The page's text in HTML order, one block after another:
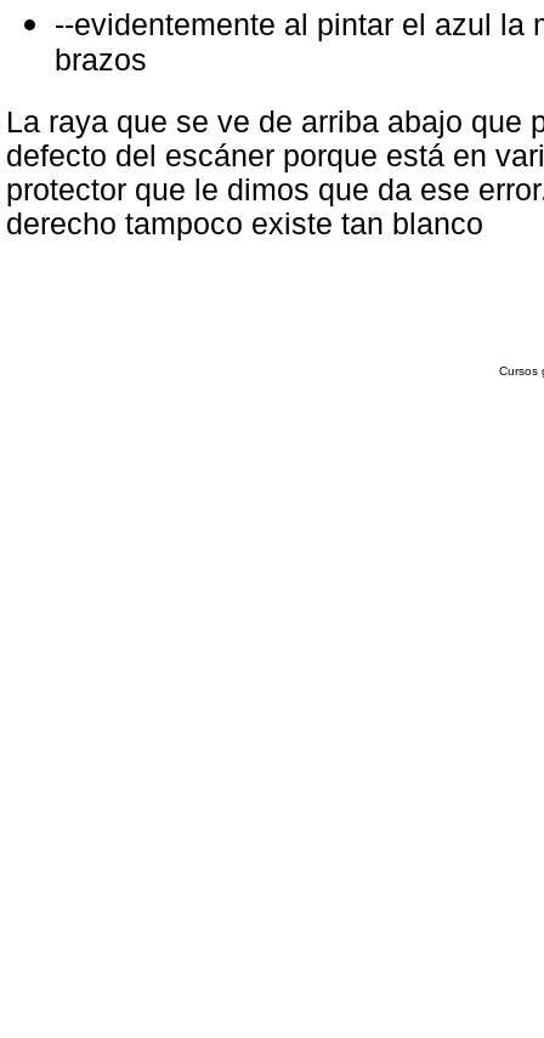
--evidentemente al pintar el azul la
brazos
La raya que se ve de arriba abajo que
defecto del escáner porque está en
protector que le dimos que da ese
derecho tampoco existe tan blanco
Cursos